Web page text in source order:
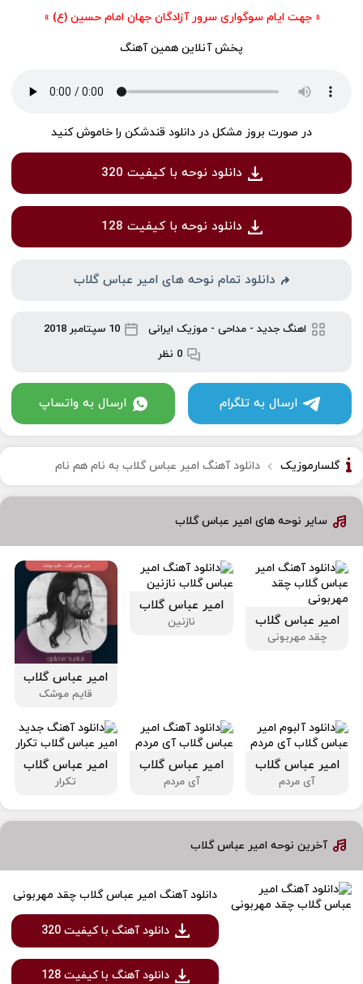
« جهت ایام سوگواری سرور آزادگان جهان امام حسین (ع) »
پخش آنلاین همین آهنگ
در صورت بروز مشکل در دانلود قندشکن را خاموش کنید
دانلود نوحه با کیفیت 320
دانلود نوحه با کیفیت 128
دانلود تمام نوحه های امیر عباس گلاب
اهنگ جدید- مداحی- موزیک ایرانی
10 سپتامبر 2018
0 نظر
ارسال به تلگرام ارسال به واتساپ
گلسارموزیک دانلود آهنگ امیر عباس گلاب به نام هم نام
سایر نوحه های امیر عباس گلاب
امیر عباس گلاب
چقد مهربونی‌
امیر عباس گلاب
نازنین
امیر عباس گلاب
قایم موشک
امیر عباس گلاب
آی مردم
امیر عباس گلاب
آی مردم
امیر عباس گلاب
تکرار
آخرین نوحه امیر عباس گلاب
دانلود آهنگ امیر عباس گلاب چقد مهربونی‌
دانلود آهنگ با کیفیت 320
دانلود آهنگ با کیفیت 128